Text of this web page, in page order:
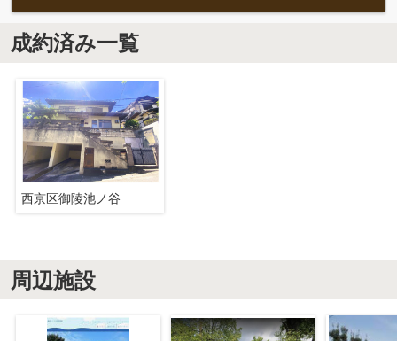
成約済み一覧
西京区御陵池ノ谷
周辺施設